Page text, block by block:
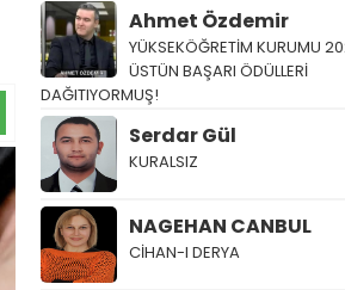
Ahmet Özdemir
YÜKSEKÖĞRETİM KURUMU
ÜSTÜN BAŞARI ÖDÜLLERİ
DAĞITIYORMUŞ!
Serdar Gül
KURALSIZ
NAGEHAN CANBUL
CİHAN-I DERYA